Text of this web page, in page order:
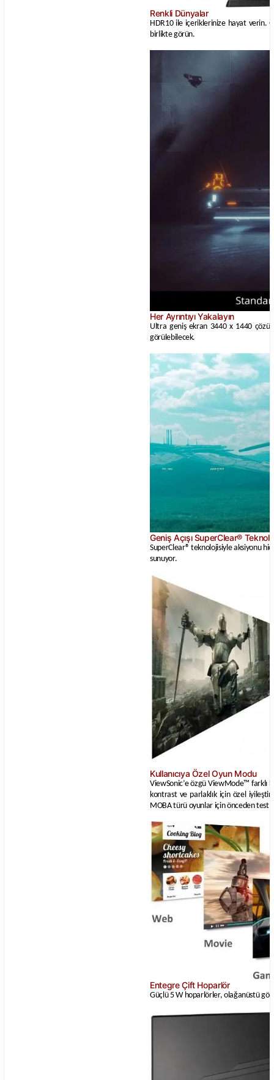
Renkli Dünyalar
HDR10 ile içeriklerinize hayat verin.
birlikte görün.
Her Ayrıntıyı Yakalayın
Ultra geniş ekran 3440 x 1440
görülebilecek.
Geniş Açışı SuperClear®
SuperClear® teknolojisiyle aksiyonu
sunuyor.
Kullanıcıya Özel Oyun Modu
ViewSonic’e özgü ViewMode™ farklı
kontrast ve parlaklık için özel
MOBA türü oyunlar için önceden test
Entegre Çift Hoparlör
Güçlü 5 W hoparlörler, olağanüstü